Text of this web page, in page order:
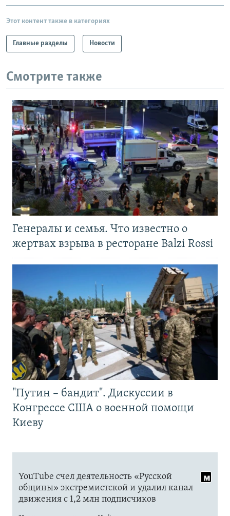
Этот контент также в категориях
Главные разделы Новости
Смотрите также
Генералы и семья. Что известно о
жертвах взрыва в ресторане Balzi Rossi
"Путин – бандит". Дискуссии в
Конгрессе США о военной помощи
Киеву